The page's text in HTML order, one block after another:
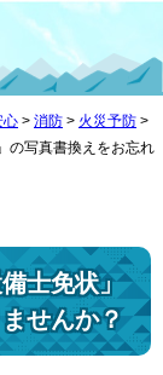
心 > 消防 > 火災予防 >
の写真書換えをお忘れ
士免状」
せんか？